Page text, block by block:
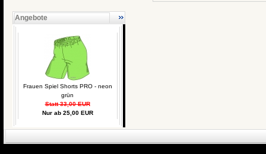
Angebote
Frauen Spiel Shorts PRO - neon
grün
Statt 33,00 EUR
Nur ab 25,00 EUR